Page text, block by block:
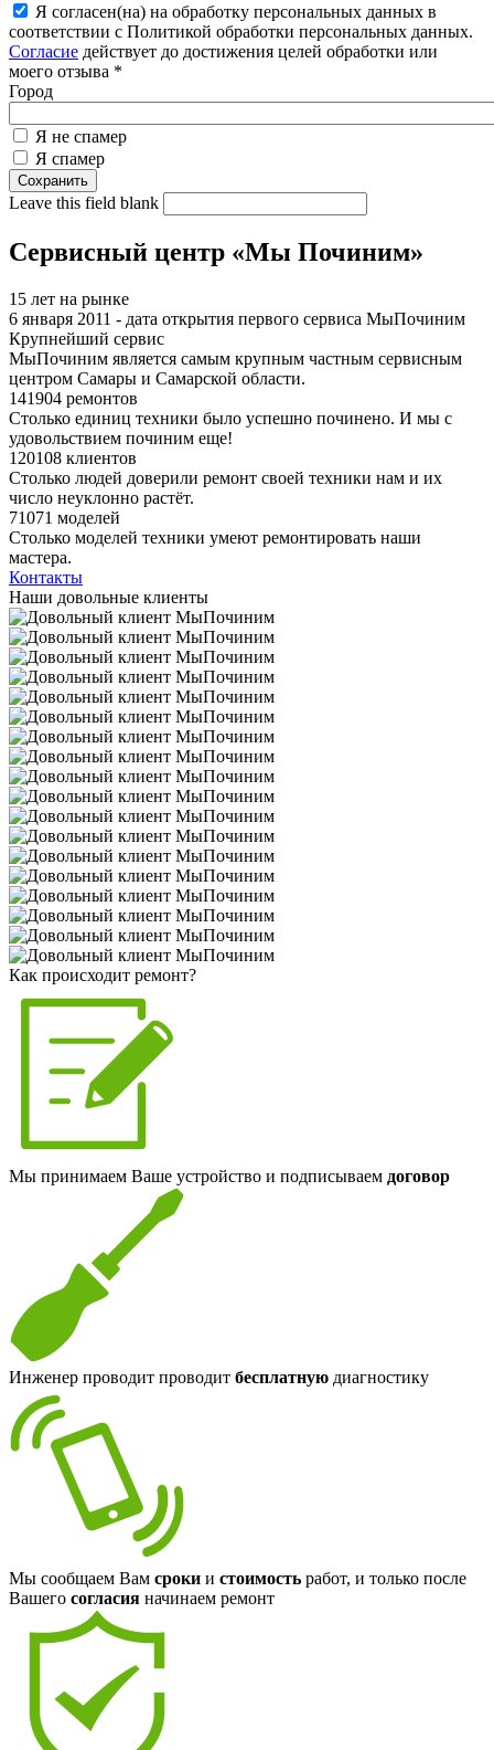
Я согласен(на) на обработку персональных данных в
соответствии с Политикой обработки персональных данных.
Согласие действует до достижения целей обработки или
моего отзыва *
Город
Я не спамер
Я спамер
Leave this field blank
Сервисный центр «Мы Починим»
15 лет на рынке
6 января 2011 - дата открытия первого сервиса МыПочиним
Крупнейший сервис
МыПочиним является самым крупным частным сервисным
центром Самары и Самарской области.
141904 ремонтов
Столько единиц техники было успешно починено. И мы с
удовольствием починим еще!
120108 клиентов
Столько людей доверили ремонт своей техники нам и их
число неуклонно растёт.
71071 моделей
Столько моделей техники умеют ремонтировать наши
мастера.
Контакты
Наши довольные клиенты
Как происходит ремонт?
Мы принимаем Ваше устройство и подписываем договор
Инженер проводит проводит бесплатную диагностику
Мы сообщаем Вам сроки и стоимость работ, и только после
Вашего согласия начинаем ремонт